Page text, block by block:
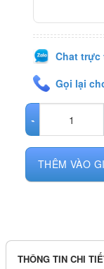
Chat trực
Gọi lại
PC VNP Đồ Họa
THÊM VÀO
THÔNG TIN CHI